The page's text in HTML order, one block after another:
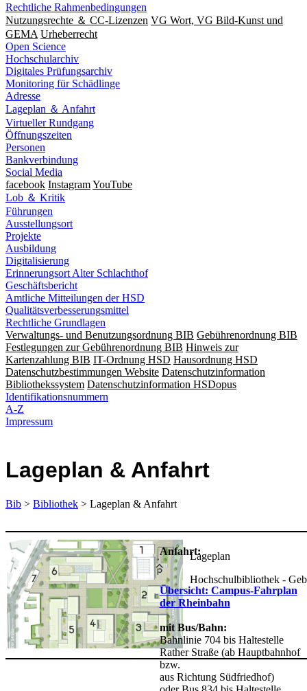
Rechtliche Rahmenbedingungen
Nutzungsrechte ＆ CC-Lizenzen VG Wort, VG Bild-Kunst und
GEMA Urheberrecht
Open Science
Hochschularchiv
Digitales Prüfungsarchiv
Monitoring für Schädlinge
Adresse
Lageplan ＆ Anfahrt
Virtueller Rundgang
Öffnungszeiten
Personen
Bankverbindung
Social Media
facebook InstagramYouTube
Lob ＆ Kritik
Führungen
Ausstellungsort
Projekte
Ausbildung
Digitalisierung
Erinnerungsort Alter Schlachthof
Geschäftsbericht
Amtliche Mitteilungen der HSD
Qualitätsverbesserungsmittel
Rechtliche Grundlagen
Verwaltungs- und Benutzungsordnung BIB Gebührenordnung BIB
Festlegungen zur Gebührenordnung BIB Hinweis zur
Kartenzahlung BIB IT-Ordnung HSD Hausordnung HSD
Datenschutzbestimmungen Website Datenschutzinformation
Bibliothekssystem Datenschutzinformation HSDopus
Identifikationsnummern
A-Z
Impressum
Lageplan & Anfahrt
Bib > Bibliothek > Lageplan & Anfahrt
Lageplan
Hochschulbibliothek -
Anfahrt:
Übersicht: Campus-Fahrplan
der Rheinbahn
mit Bus/Bahn:
Bahnlinie 704 bis Haltestelle
Rather Straße (ab Hauptbahnhof
bzw.
aus Richtung Südfriedhof)